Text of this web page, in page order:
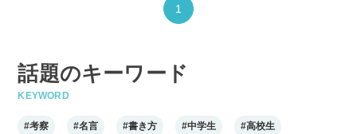
1
話題のキーワード
KEYWORD
#考察 #名言 #書き方 #中学生 #高校生